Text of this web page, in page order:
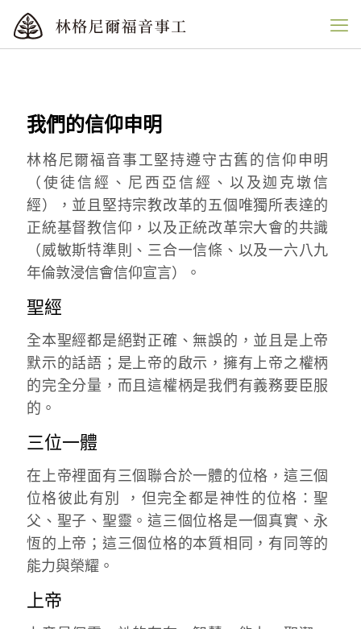
我們的信仰申明
林格尼爾福音事工堅持遵守古舊的信仰申明
（使徒信經、尼西亞信經、以及迦克墩信
經），並且堅持宗教改革的五個唯獨所表達的
正統基督教信仰，以及正統改革宗大會的共識
（威敏斯特準則、三合一信條、以及一六八九
年倫敦浸信會信仰宣言）。
聖經
全本聖經都是絕對正確、無誤的，並且是上帝
默示的話語；是上帝的啟示，擁有上帝之權柄
的完全分量，而且這權柄是我們有義務要臣服
的。
三位一體
在上帝裡面有三個聯合於一體的位格，這三個
位格彼此有別 ，但完全都是神性的位格：聖
父、聖子、聖靈。這三個位格是一個真實、永
恆的上帝；這三個位格的本質相同，有同等的
能力與榮耀。
上帝